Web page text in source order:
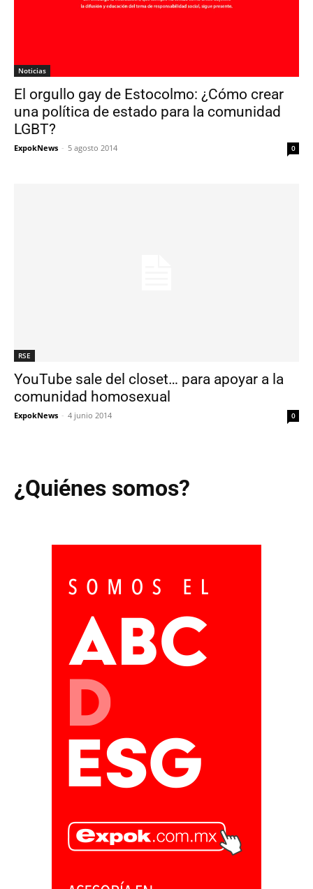
Noticias
El orgullo gay de Estocolmo: ¿Cómo crear
una política de estado para la comunidad
LGBT?
ExpokNews - 5 agosto 2014 0
RSE
YouTube sale del closet… para apoyar a la
comunidad homosexual
ExpokNews - 4 junio 2014 0
¿Quiénes somos?